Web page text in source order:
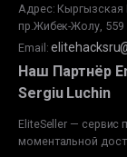
Адрес: Кыргызская
пр.Жибек-Жолу, 559
Email:
Наш Партнёр
Sergiu Luchin
EliteSeller — сервис
моментальной